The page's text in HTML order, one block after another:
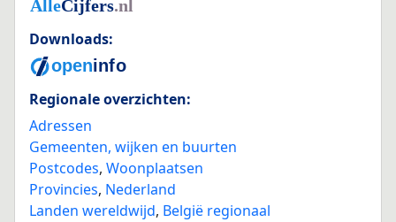
Downloads:
Regionale overzichten:
Adressen
Gemeenten, wijken en buurten
Postcodes, Woonplaatsen
Provincies, Nederland
Landen wereldwijd, België regionaal